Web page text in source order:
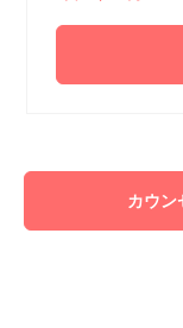
カウン